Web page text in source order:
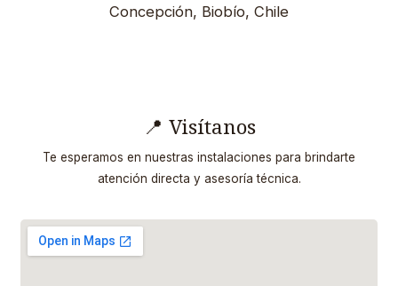
Concepción, Biobío, Chile
📍 Visítanos
Te esperamos en nuestras instalaciones para brindarte
atención directa y asesoría técnica.